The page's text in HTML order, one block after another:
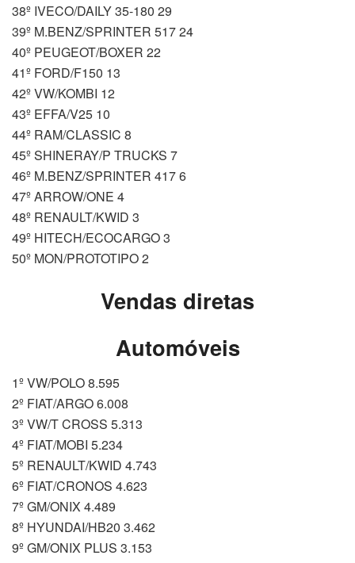
38º IVECO/DAILY 35-180 29
39º M.BENZ/SPRINTER 517 24
40º PEUGEOT/BOXER 22
41º FORD/F150 13
42º VW/KOMBI 12
43º EFFA/V25 10
44º RAM/CLASSIC 8
45º SHINERAY/P TRUCKS 7
46º M.BENZ/SPRINTER 417 6
47º ARROW/ONE 4
48º RENAULT/KWID 3
49º HITECH/ECOCARGO 3
50º MON/PROTOTIPO 2
Vendas diretas
Automóveis
1º VW/POLO 8.595
2º FIAT/ARGO 6.008
3º VW/T CROSS 5.313
4º FIAT/MOBI 5.234
5º RENAULT/KWID 4.743
6º FIAT/CRONOS 4.623
7º GM/ONIX 4.489
8º HYUNDAI/HB20 3.462
9º GM/ONIX PLUS 3.153